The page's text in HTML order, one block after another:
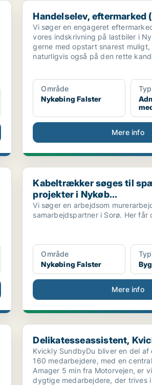
Handelselev, eftermarked
Handelselev, eftermarked
Vi søger en engageret
vores indskrivning på lastbiler i
gerne med opstart snarest
naturligvis også på den rette
Område
Nykøbing Falster
Mere info
Kabeltrækker søges til
Kabeltrækker søges til
projekter i Nykøb...
Vi søger en arbejdsom
samarbejdspartner i Sorø. Her får
Område
Nykøbing Falster
Mere info
Delikatesseassistent, Kvickly
Delikatesseassistent,
Kvickly SundbyDu bliver en del af
160 medarbejdere, med en
Amager 5 min fra Motorvejen, er
dygtige medarbejdere, der trives i